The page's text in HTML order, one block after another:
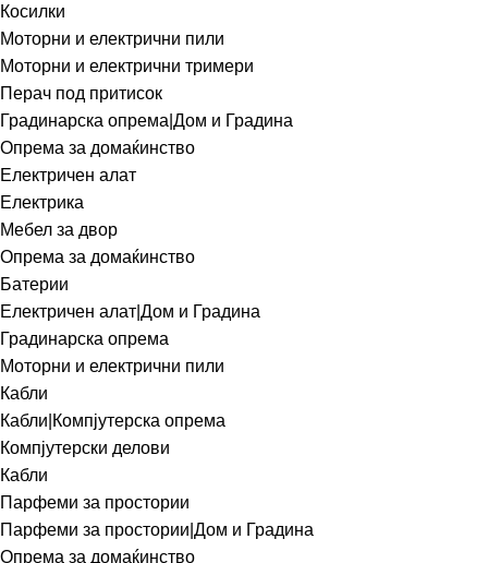
Косилки
Моторни и електрични пили
Моторни и електрични тримери
Перач под притисок
Градинарска опрема|Дом и Градина
Опрема за домаќинство
Електричен алат
Електрика
Мебел за двор
Опрема за домаќинство
Батерии
Електричен алат|Дом и Градина
Градинарска опрема
Моторни и електрични пили
Кабли
Кабли|Компјутерска опрема
Компјутерски делови
Кабли
Парфеми за простории
Парфеми за простории|Дом и Градина
Опрема за домаќинство